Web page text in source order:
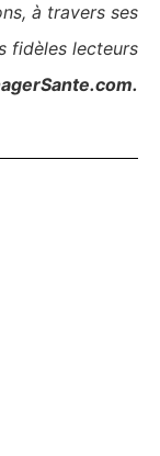
à travers ses
fidèles lecteurs